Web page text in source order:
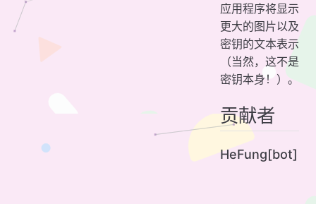
应用程序将显示
更大的图片以及
密钥的文本表示
（当然，这不是
密钥本身！）。
贡献者
HeFung[bot]